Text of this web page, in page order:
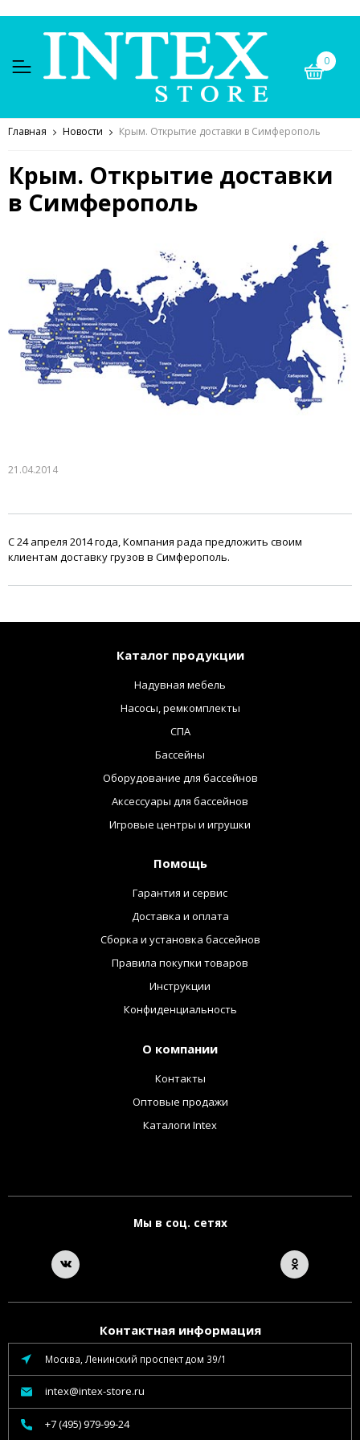
0
Главная Новости Крым. Открытие доставки в Симферополь
Крым. Открытие доставки
в Симферополь
21.04.2014
С 24 апреля 2014 года, Компания рада предложить своим
клиентам доставку грузов в Симферополь.
Каталог продукции
Надувная мебель
Насосы, ремкомплекты
СПА
Бассейны
Оборудование для бассейнов
Аксессуары для бассейнов
Игровые центры и игрушки
Помощь
Гарантия и сервис
Доставка и оплата
Сборка и установка бассейнов
Правила покупки товаров
Инструкции
Конфиденциальность
О компании
Контакты
Оптовые продажи
Каталоги Intex
Мы в соц. сетях
Контактная информация
Москва, Ленинский проспект дом 39/1
intex@intex-store.ru
+7 (495) 979-99-24